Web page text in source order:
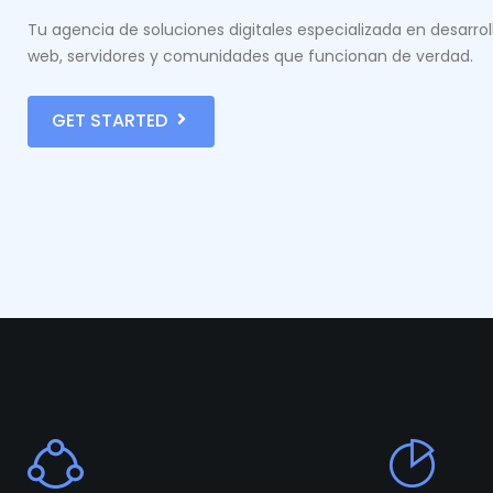
Tu agencia de soluciones digitales especializada en
web, servidores y comunidades que funcionan de verdad.
GET STARTED